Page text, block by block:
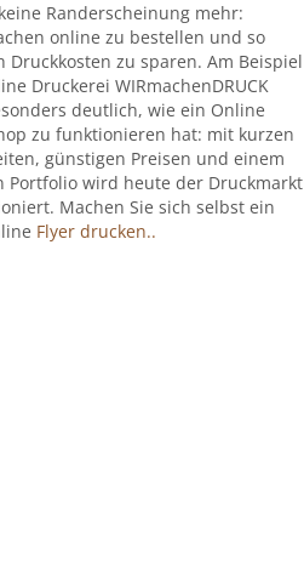
Randerscheinung mehr:
online zu bestellen und so
Druckkosten zu sparen. Am Beispiel
Druckerei WIRmachenDRUCK
deutlich, wie ein Online
zu funktionieren hat: mit kurzen
günstigen Preisen und einem
Portfolio wird heute der Druckmarkt
Machen Sie sich selbst ein
Flyer drucken..